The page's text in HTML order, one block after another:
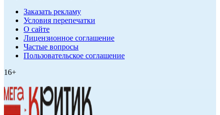
Заказать рекламу
Условия перепечатки
О сайте
Лицензионное соглашение
Частые вопросы
Пользовательское соглашение
16+